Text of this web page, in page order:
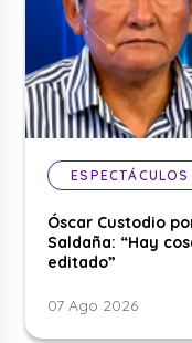
ESPECTÁCULOS
Óscar Custodio
Saldaña: “Hay
editado”
07 Ago 2026